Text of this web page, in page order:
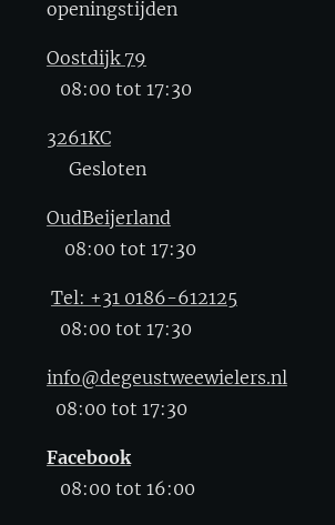
openingstijden
Oostdijk 79
08:00 tot 17:30
3261KC
Gesloten
OudBeijerland
08:00 tot 17:30
Tel: +31 0186-612125
08:00 tot 17:30
info@degeustweewielers.nl
08:00 tot 17:30
Facebook
08:00 tot 16:00